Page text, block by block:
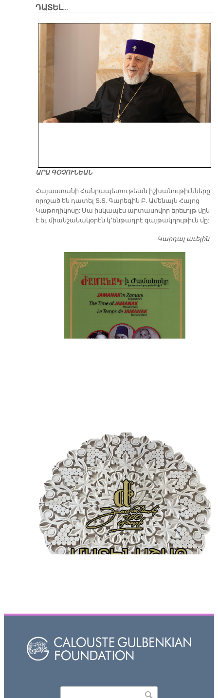
ԴԱՏԵԼ…
ԱՐԱ ԳՕՉՈՒՆԵԱՆ
​Հայաստանի Հանրապետութեան իշխանութիւնները
որոշած են դատել Տ.Տ. Գարեգին Բ. Ամենայն Հայոց
Կաթողիկոսը: Սա իսկապէս արտասովոր երեւոյթ մըն
է եւ միանշանակօրէն կ՚ենթադրէ գայթակղութիւն մը:
Կարդալ աւելին